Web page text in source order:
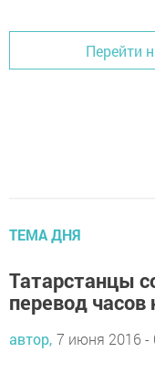
Перейти
ТЕМА ДНЯ
Татарстанцы
перевод часов
автор, 7 июня 2016 -